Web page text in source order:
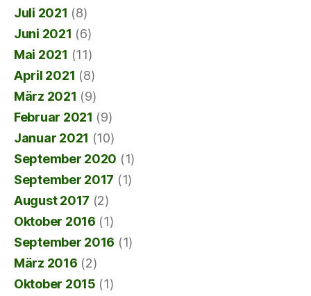
Juli 2021 (8)
Juni 2021 (6)
Mai 2021 (11)
April 2021 (8)
März 2021 (9)
Februar 2021 (9)
Januar 2021 (10)
September 2020 (1)
September 2017 (1)
August 2017 (2)
Oktober 2016 (1)
September 2016 (1)
März 2016 (2)
Oktober 2015 (1)